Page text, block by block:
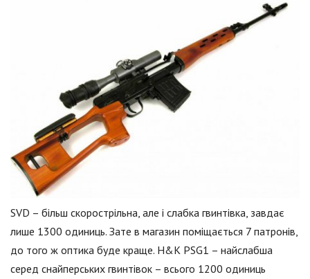
SVD – більш скорострільна, але і слабка гвинтівка, завдає
лише 1300 одиниць. Зате в магазин поміщається 7 патронів,
до того ж оптика буде краще. H&K PSG1 – найслабша
серед снайперських гвинтівок – всього 1200 одиниць